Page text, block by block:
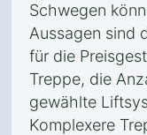
Schwegen
Aussagen sind
für die
Treppe, die
gewählte
Komplexere